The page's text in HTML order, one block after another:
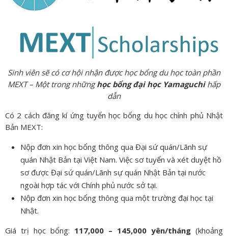
Sinh viên sẽ có cơ hội nhận được học bổng du học toàn phần
MEXT – Một trong nhữnghọc bổng đại học Yamaguchihấp
dẫn
Có 2 cách đăng kí ứng tuyển học bổng du học chính phủ Nhật
Bản MEXT:
Nộp đơn xin học bổng thông qua Đại sứ quán/Lãnh sự
quán Nhật Bản tại Việt Nam. Việc sơ tuyển và xét duyệt hồ
sơ được Đại sứ quán/Lãnh sự quán Nhật Bản tại nước
ngoài hợp tác với Chính phủ nước sở tại.
Nộp đơn xin học bổng thông qua một trường đại học tại
Nhật.
Giá trị học bổng: 117,000 – 145,000 yên/tháng (khoảng